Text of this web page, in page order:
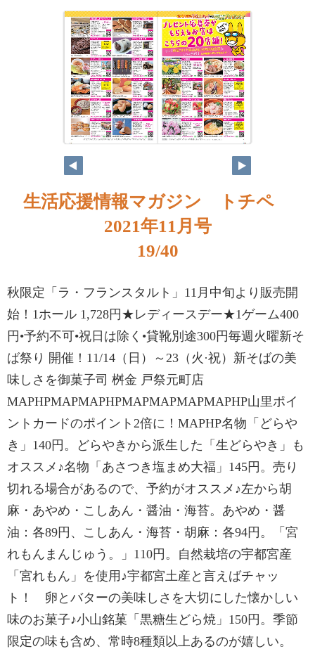
生活応援情報マガジン トチペ
2021年11月号
19/40
秋限定「ラ・フランスタルト」11月中旬より販売開
始！1ホール 1,728円★レディースデー★1ゲーム400
円•予約不可•祝日は除く•貸靴別途300円毎週火曜新そ
ば祭り 開催！11/14（日）～23（火·祝）新そばの美
味しさを御菓子司 桝金 戸祭元町店
MAPHPMAPMAPHPMAPMAPMAPMAPHP山里ポイ
ントカードのポイント2倍に！MAPHP名物「どらや
き」140円。どらやきから派生した「生どらやき」も
オススメ♪名物「あさつき塩まめ大福」145円。売り
切れる場合があるので、予約がオススメ♪左から胡
麻・あやめ・こしあん・醤油・海苔。あやめ・醤
油：各89円、こしあん・海苔・胡麻：各94円。「宮
れもんまんじゅう。」110円。自然栽培の宇都宮産
「宮れもん」を使用♪宇都宮土産と言えばチャッ
ト！ 卵とバターの美味しさを大切にした懐かしい
味のお菓子♪小山銘菓「黒糖生どら焼」150円。季節
限定の味も含め、常時8種類以上あるのが嬉しい。